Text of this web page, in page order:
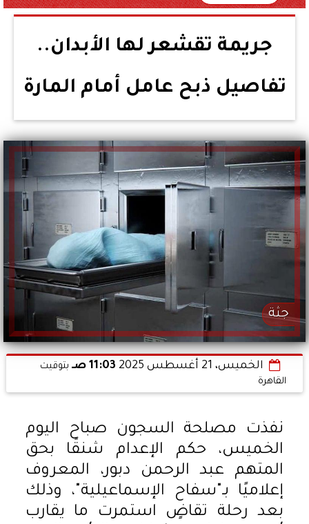
جريمة تقشعر لها الأبدان..
تفاصيل ذبح عامل أمام المارة
جثة
الخميس، 21 أغسطس 2025 11:03 صـ
بتوقيت
القاهرة
نفذت مصلحة السجون صباح اليوم
الخميس، حكم الإعدام شنقًا بحق
المتهم عبد الرحمن دبور، المعروف
إعلاميًا بـ"سفاح الإسماعيلية"، وذلك
بعد رحلة تقاضٍ استمرت ما يقارب